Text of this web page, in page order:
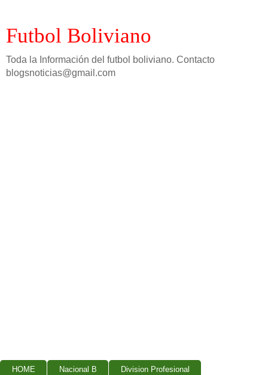
Futbol Boliviano
Toda la Información del futbol boliviano. Contacto
blogsnoticias@gmail.com
HOME Nacional B Division Profesional